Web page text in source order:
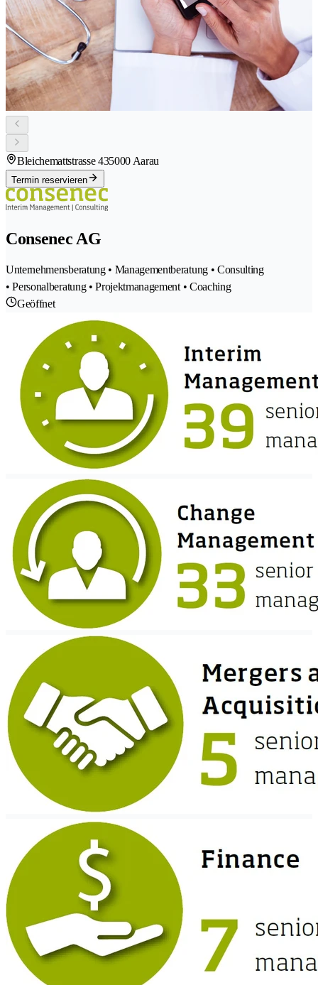
Bleichemattstrasse 435000 Aarau
Termin reservieren
Consenec AG
Unternehmensberatung • Managementberatung • Consulting
• Personalberatung • Projektmanagement • Coaching
Geöffnet